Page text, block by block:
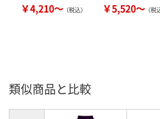
￥4,210～ （税込） ￥5,520～ （税
類似商品と比較